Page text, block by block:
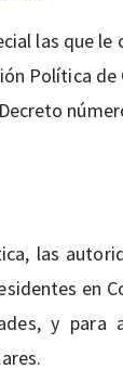
las que le
Política de
las
en
y para